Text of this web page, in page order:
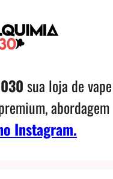
sua loja de
Instagram.